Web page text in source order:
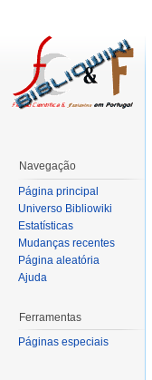
Navegação
Página principal
Universo Bibliowiki
Estatísticas
Mudanças recentes
Página aleatória
Ajuda
Ferramentas
Páginas especiais